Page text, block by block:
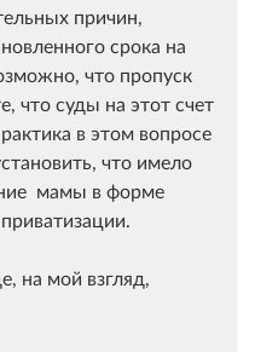
причин,
срока на
что пропуск
что суды на этот счет
в этом вопросе
что имело
мамы в форме
на мой взгляд,